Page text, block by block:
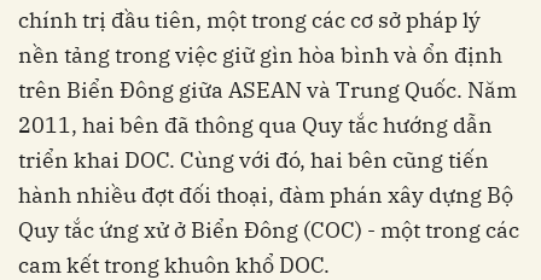
chính trị đầu tiên, một trong các cơ sở pháp lý
nền tảng trong việc giữ gìn hòa bình và ổn định
trên Biển Đông giữa ASEAN và Trung Quốc. Năm
2011, hai bên đã thông qua Quy tắc hướng dẫn
triển khai DOC. Cùng với đó, hai bên cũng tiến
hành nhiều đợt đối thoại, đàm phán xây dựng Bộ
Quy tắc ứng xử ở Biển Đông (COC) - một trong các
cam kết trong khuôn khổ DOC.